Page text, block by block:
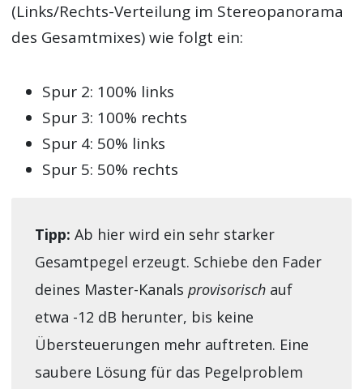
(Links/Rechts-Verteilung im Stereopanorama
des Gesamtmixes) wie folgt ein:
Spur 2: 100% links
Spur 3: 100% rechts
Spur 4: 50% links
Spur 5: 50% rechts
Tipp: Ab hier wird ein sehr starker
Gesamtpegel erzeugt. Schiebe den Fader
deines Master-Kanals provisorischauf
etwa -12 dB herunter, bis keine
Übersteuerungen mehr auftreten. Eine
saubere Lösung für das Pegelproblem